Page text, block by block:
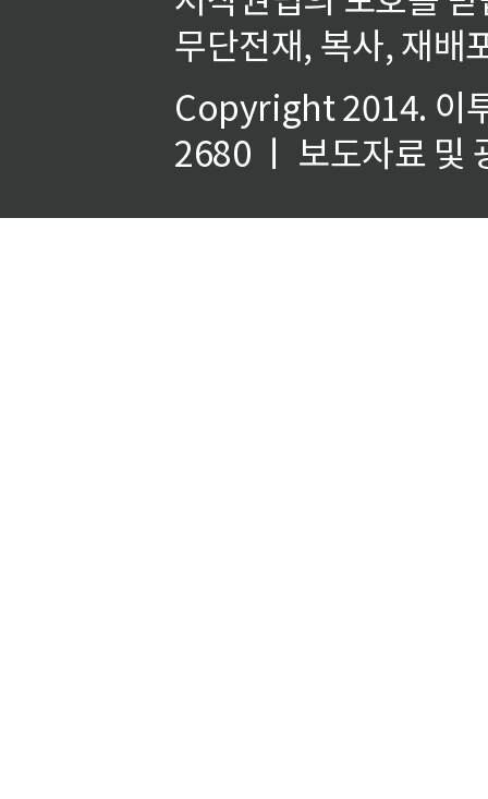
무단전재, 복사, 재배
Copyright 2014. 이
2680 ㅣ 보도자료